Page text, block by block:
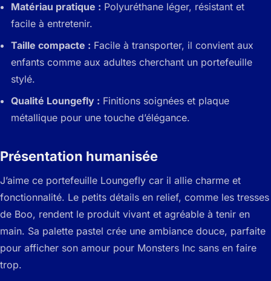
Matériau pratique : Polyuréthane léger, résistant et
facile à entretenir.
Taille compacte : Facile à transporter, il convient aux
enfants comme aux adultes cherchant un portefeuille
stylé.
Qualité Loungefly : Finitions soignées et plaque
métallique pour une touche d’élégance.
Présentation humanisée
J’aime ce portefeuille Loungefly car il allie charme et
fonctionnalité. Le petits détails en relief, comme les tresses
de Boo, rendent le produit vivant et agréable à tenir en
main. Sa palette pastel crée une ambiance douce, parfaite
pour afficher son amour pour Monsters Inc sans en faire
trop.